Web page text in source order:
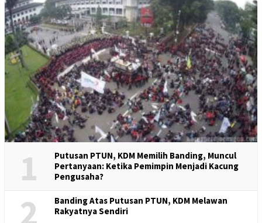
1
Putusan PTUN, KDM Memilih Banding, Muncul
Pertanyaan: Ketika Pemimpin Menjadi Kacung
Pengusaha?
2
Banding Atas Putusan PTUN, KDM Melawan
Rakyatnya Sendiri